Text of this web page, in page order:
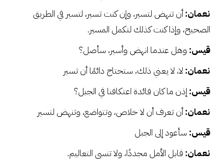
نعمان:أن تنهض لتسير، وإن كنت تسير، لتسير في الطريق
الصحيح، وإذا كنت كذلك لتكمل المسير.
قيس: وهل عندما انهض وأسير، سأصل؟
نعمان: لا، لا يعني ذلك، ستحتاج دائمًا أن تسير
قيس: إذن ما كان فائدة اعتكافنا في الجبل؟
نعمان:أن تعرف أن لا خلاص، وتتواضع، وتنهض لتسير
قيس: سأعود إلى الجبل
نعمان: قابل الأمل مجددًا، ولا تنسى التعاليم.